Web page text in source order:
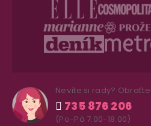
Nevíte si rady?
735 876 206
(Po-Pá 7.00-18.00)